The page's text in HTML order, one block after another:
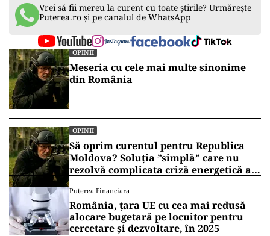
Vrei să fii mereu la curent cu toate știrile? Urmărește
Puterea.ro și pe canalul de WhatsApp
OPINII
Meseria cu cele mai multe sinonime
din România
OPINII
Să oprim curentul pentru Republica
Moldova? Soluția ”simplă” care nu
rezolvă complicata criză energetică a
Puterea Financiara
România, țara UE cu cea mai redusă
alocare bugetară pe locuitor pentru
cercetare și dezvoltare, în 2025